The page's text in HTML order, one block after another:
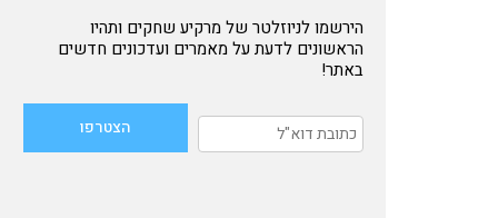
הירשמו לניוזלטר של מרקיע שחקים ותהיו
הראשונים לדעת על מאמרים ועדכונים חדשים
באתר!